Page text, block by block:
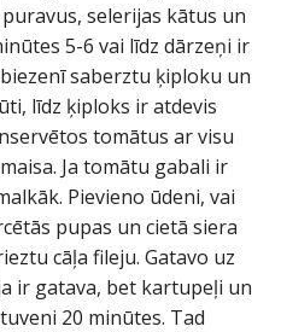
selerijas kātus un
5-6 vai līdz dārzeņi ir
saberztu ķiploku un
līdz ķiploks ir atdevis
tomātus ar visu
Ja tomātu gabali ir
Pievieno ūdeni, vai
pupas un cietā siera
cāļa fileju. Gatavo uz
ir gatava, bet kartupeļi un
20 minūtes. Tad